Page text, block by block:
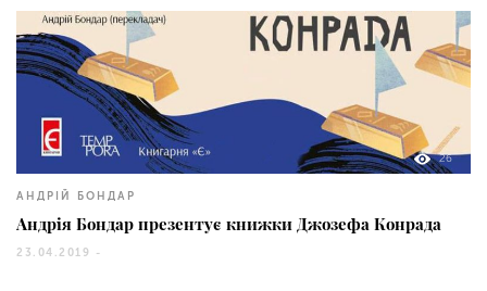
26
АНДРІЙ БОНДАР
Андрія Бондар презентує книжки Джозефа Конрада
23.04.2019 -